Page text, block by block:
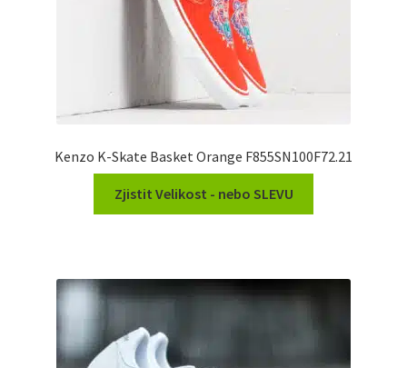
Kenzo K-Skate Basket Orange F855SN100F72.21
Zjistit Velikost - nebo SLEVU